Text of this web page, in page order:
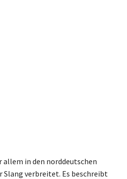
allem in den norddeutschen
Slang verbreitet. Es beschreibt